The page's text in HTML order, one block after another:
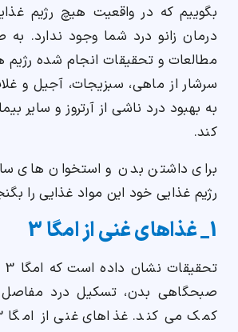
بگوییم که در واقعیت هیچ رژیم
درمان زانو درد شما وجود ندارد. به
مطالعات و تحقیقات انجام شده رژیم
سرشار از ماهی، سبزیجات، آجیل و
به بهبود درد ناشی از آرتروز و سایر
کند.
برای داشتن بدن و استخوان های
رژیم غذایی خود این مواد غذایی را
1_ غذاهای غنی از امگا 3
صبحگاهی بدن، تسکیل درد